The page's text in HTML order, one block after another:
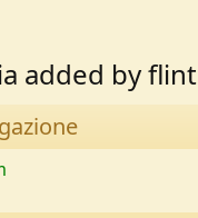
added by flint